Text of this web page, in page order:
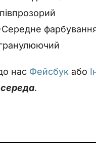
нас Фейсбук або
.